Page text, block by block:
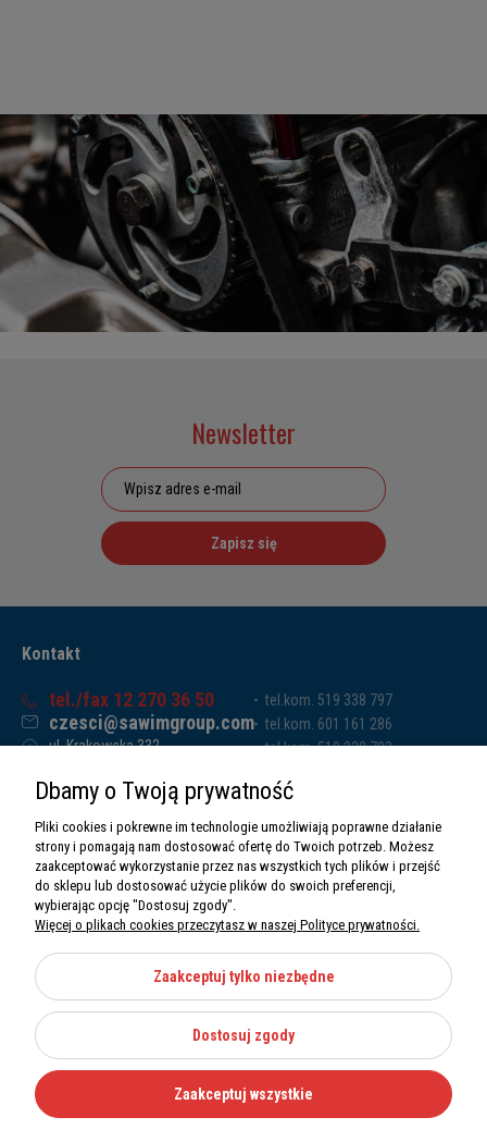
Newsletter
Zapisz się
Kontakt
tel./fax 12 270 36 50
czesci@sawimgroup.com
ul. Krakowska 332,
Sawim Group Mariusz Zdyb sp. k.
NIP: 5130284470
REGON: 5246591010
tel.kom. 519 338 797
tel.kom. 601 161 286
tel.kom. 519 338 793
O nas
Informacje
Moje konto
Kategorie
Dbamy o Twoją prywatność
Pliki cookies i pokrewne im technologie umożliwiają poprawne działanie
strony i pomagają nam dostosować ofertę do Twoich potrzeb. Możesz
zaakceptować wykorzystanie przez nas wszystkich tych plików i przejść
do sklepu lub dostosować użycie plików do swoich preferencji,
wybierając opcję "Dostosuj zgody".
Więcej o plikach cookies przeczytasz w naszej Polityce prywatności.
Zaakceptuj tylko niezbędne
Dostosuj zgody
Zaakceptuj wszystkie